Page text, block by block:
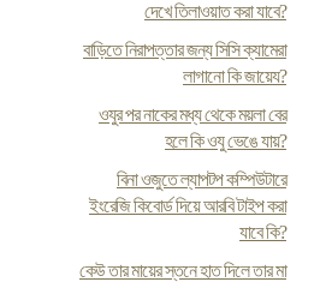
দেখে তিলাওয়াত করা যাবে?
বাড়িতে নিরাপত্তার জন্য সিসি ক্যামেরা
লাগানো কি জায়েয?
ওযুর পর নাকের মধ্য থেকে ময়লা বের
হলে কি ওযু ভেঙে যায়?
বিনা ওজুতে ল্যাপটপ কম্পিউটারে
ইংরেজি কিবোর্ড দিয়ে আরবি টাইপ করা
যাবে কি?
কেউ তার মায়ের স্তনে হাত দিলে তার মা